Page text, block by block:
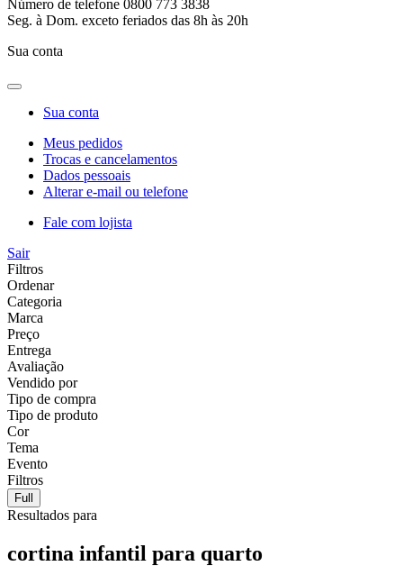
Número de telefone 0800 773 3838
Seg. à Dom. exceto feriados das 8h às 20h
Sua conta
Sua conta
Meus pedidos
Trocas e cancelamentos
Dados pessoais
Alterar e-mail ou telefone
Fale com lojista
Sair
Filtros
Ordenar
Categoria
Marca
Preço
Entrega
Avaliação
Vendido por
Tipo de compra
Tipo de produto
Cor
Tema
Evento
Filtros
Full
Resultados para
cortina infantil para quarto